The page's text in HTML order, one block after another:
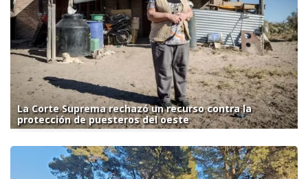
La Corte Suprema rechazó un recurso contra la
protección de puesteros del oeste